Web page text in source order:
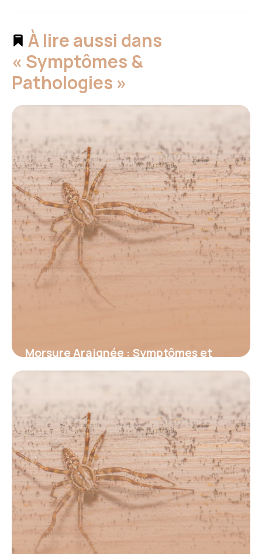
À lire aussi dans
« Symptômes &
Pathologies »
Morsure Araignée : Symptômes et
Premiers Secours